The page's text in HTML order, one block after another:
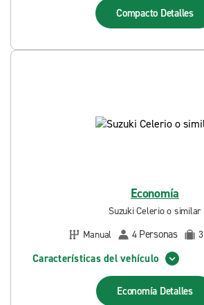
Compacto Detalles
Economía
Suzuki Celerio o similar
Manual
4 Personas 3
Características del vehículo
Economía Detalles